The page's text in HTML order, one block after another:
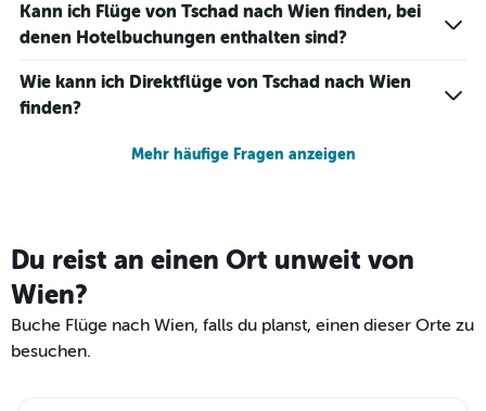
Kann ich Flüge von Tschad nach Wien finden, bei
denen Hotelbuchungen enthalten sind?
Wie kann ich Direktflüge von Tschad nach Wien
finden?
Mehr häufige Fragen anzeigen
Du reist an einen Ort unweit von
Wien?
Buche Flüge nach Wien, falls du planst, einen dieser Orte zu
besuchen.